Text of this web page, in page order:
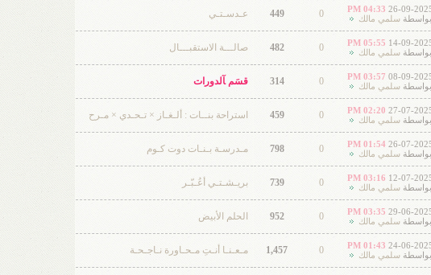
26-09-
04:33 PM
بواسطةسلمي مالك 0
449 عـدسـتـي
14-09-
05:55 PM
بواسطةسلمي مالك 0
482 صالـــة الاستقبـــال
08-09-
03:57 PM
بواسطةسلمي مالك 0
314 قسَم ﺂلدورات
27-07-
02:20 PM
بواسطةسلمي مالك 0
459 استراحة بنــات : ألـغـاز × تـحـدي × مـرح
26-07-
01:54 PM
بواسطةسلمي مالك 0
798 مـدرسـة بـنـات دوت كـوم
12-07-
03:16 PM
بواسطةسلمي مالك 0
739 بريـشـتـي أعُـبّـر
29-06-
03:35 PM
بواسطةسلمي مالك 0
952 الحلم الأبيض
24-06-
01:43 PM
بواسطةسلمي مالك 0
1,457 مـعـنـا أنـتِ مـحـاورة نـاجـحـة